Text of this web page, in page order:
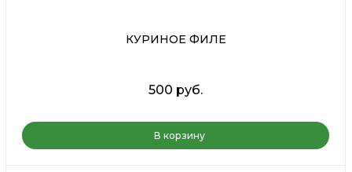
КУРИНОЕ ФИЛЕ
500 руб.
В корзину